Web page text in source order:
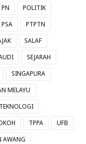
PN
POLITIK
PSA
PTPTN
SALAF
SEJARAH
SINGAPURA
MELAYU
TEKNOLOGI
TPPA
UFB
AWANG